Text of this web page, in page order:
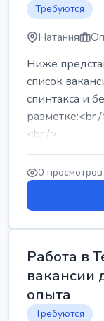
Требуются
Натания
Ниже
список
спинтакса и
разметке:<br
<br />
Работа в
требу...
0 просмотров
Работа в
вакансии
опыта
Требуются